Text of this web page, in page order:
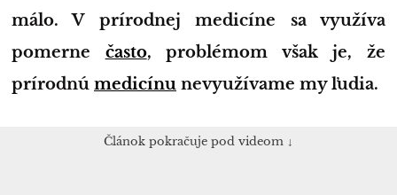
málo. V prírodnej medicíne sa využíva
pomerne často, problémom však je, že
prírodnú medicínu nevyužívame my ľudia.
Článok pokračuje pod videom ↓